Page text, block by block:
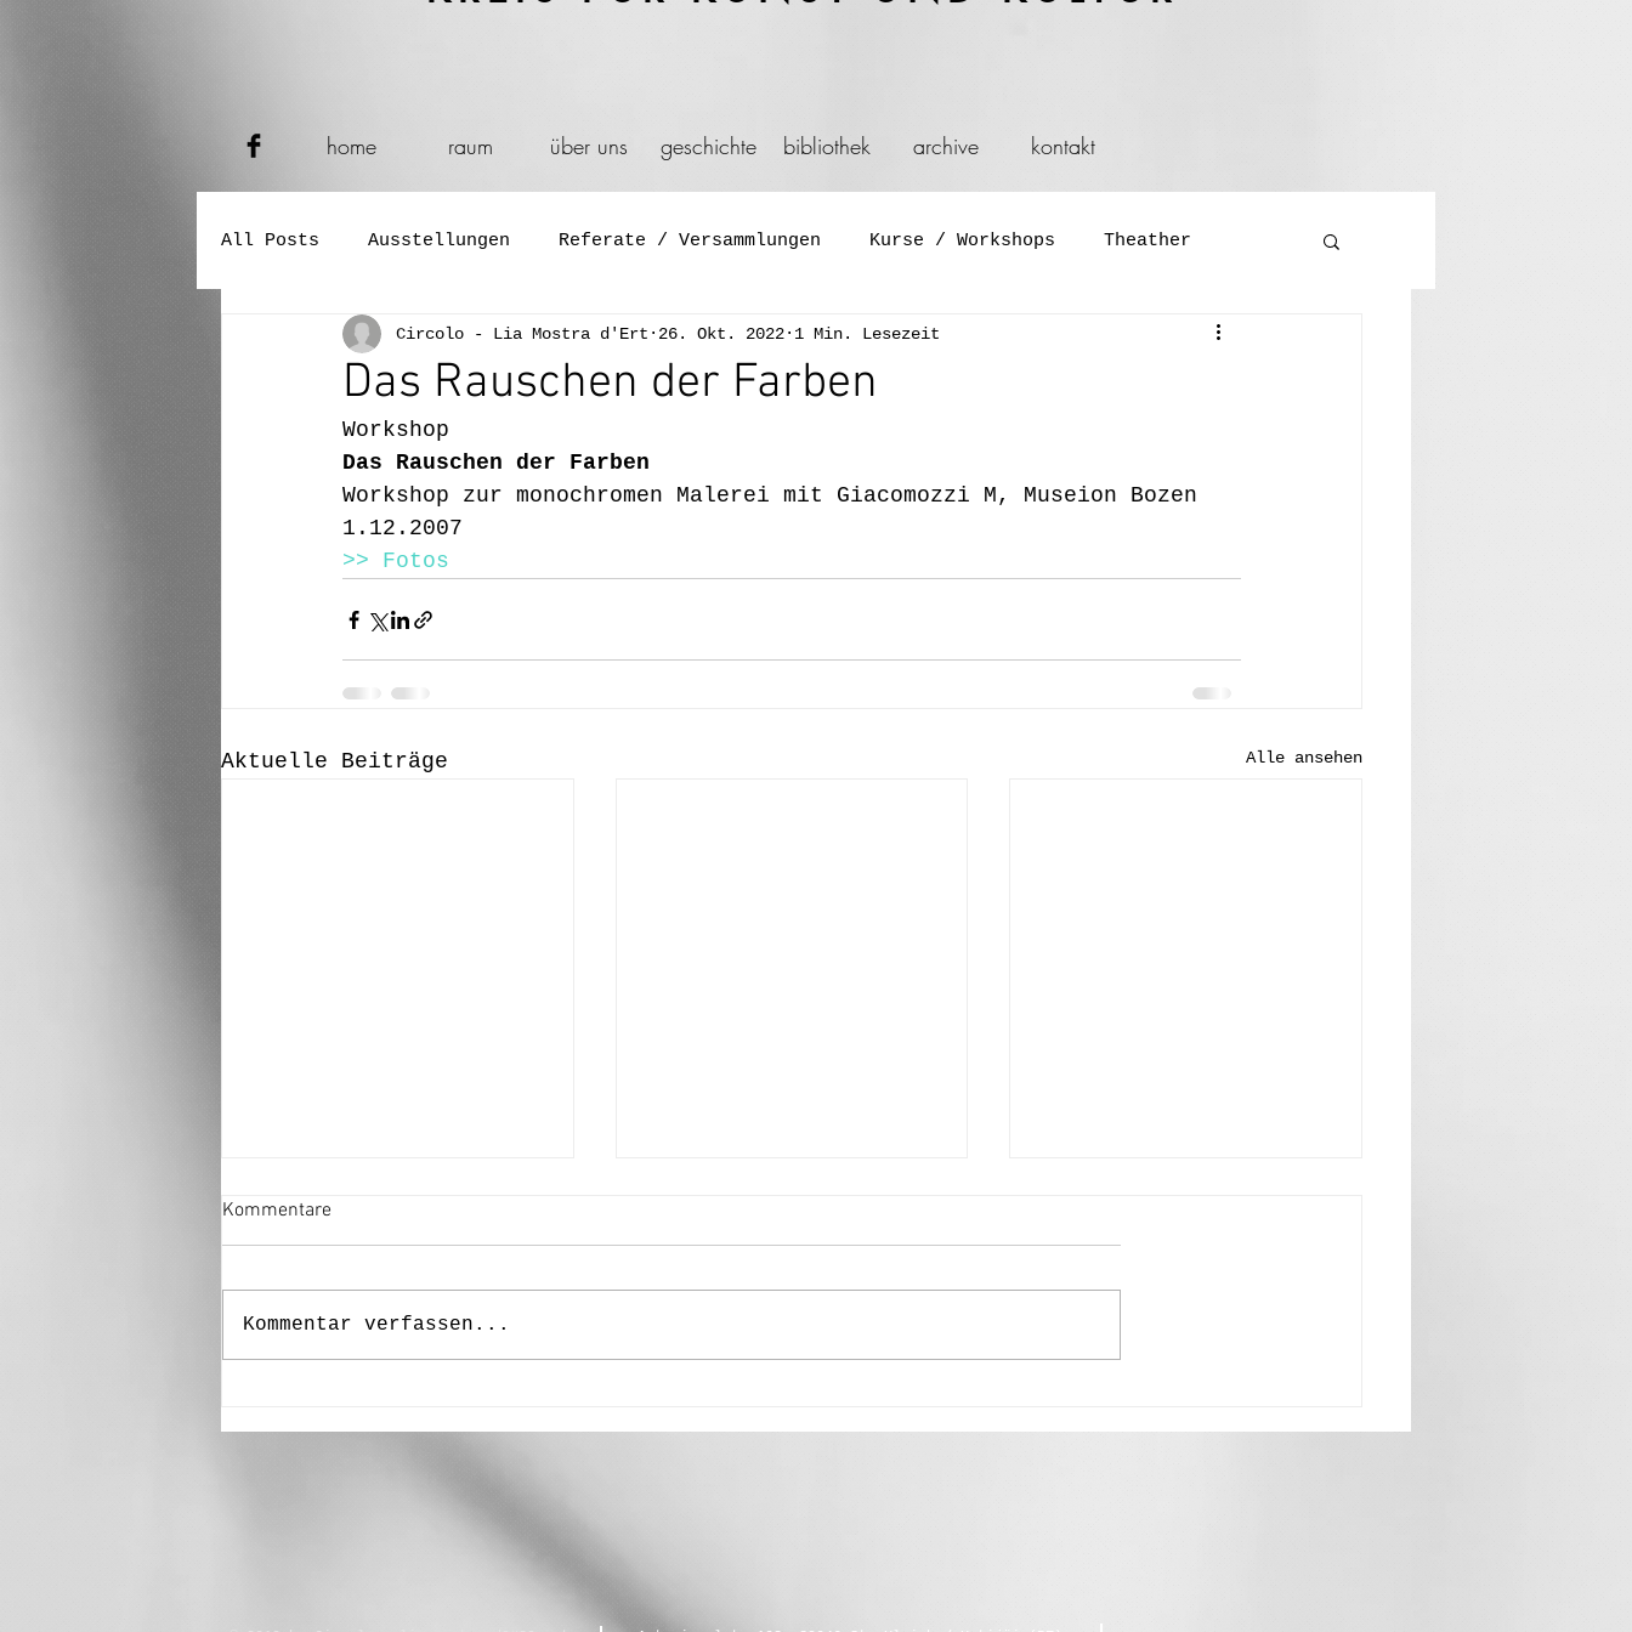
home raum über uns geschichte bibliothek archive kontakt
All Posts Ausstellungen Referate / Versammlungen Kurse / Workshops Theather
Verkostungen Konzerte Symposium Diskussionen Film und Video
Performance und Tanz
Buch- und Zeitungspräsentation
Das Rauschen der Farben
Circolo - Lia Mostra d'Ert 26. Okt. 2022 1 Min. Lesezeit
Workshop
Das Rauschen der Farben
Workshop zur monochromen Malerei mit Giacomozzi M, Museion Bozen
1.12.2007
>> Fotos
Aktuelle Beiträge Alle ansehen
Kommentare
Kommentar verfassen...